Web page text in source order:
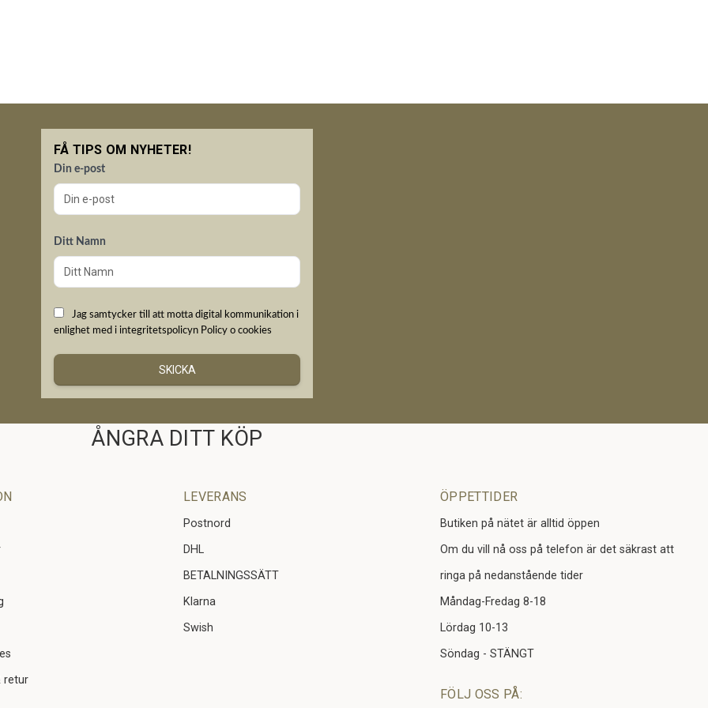
FÅ TIPS OM NYHETER!
Din e-post
Ditt Namn
Jag samtycker till att motta digital kommunikation i
enlighet med i integritetspolicyn Policy o cookies
SKICKA
ÅNGRA DITT KÖP
retur
LEVERANS
Postnord
DHL
BETALNINGSSÄTT
Klarna
Swish
ÖPPETTIDER
Butiken på nätet är alltid öppen
Om du vill nå oss på telefon är det säkrast att
ringa på nedanstående tider
Måndag-Fredag 8-18
Lördag 10-13
Söndag - STÄNGT
FÖLJ OSS PÅ: